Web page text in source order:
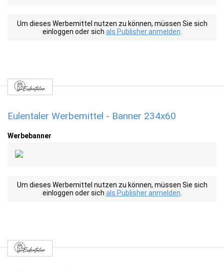
Um dieses Werbemittel nutzen zu können, müssen Sie sich
einloggen oder sich als Publisher anmelden
Eulentaler Werbemittel - Banner 234x60
Werbebanner
Um dieses Werbemittel nutzen zu können, müssen Sie sich
einloggen oder sich als Publisher anmelden